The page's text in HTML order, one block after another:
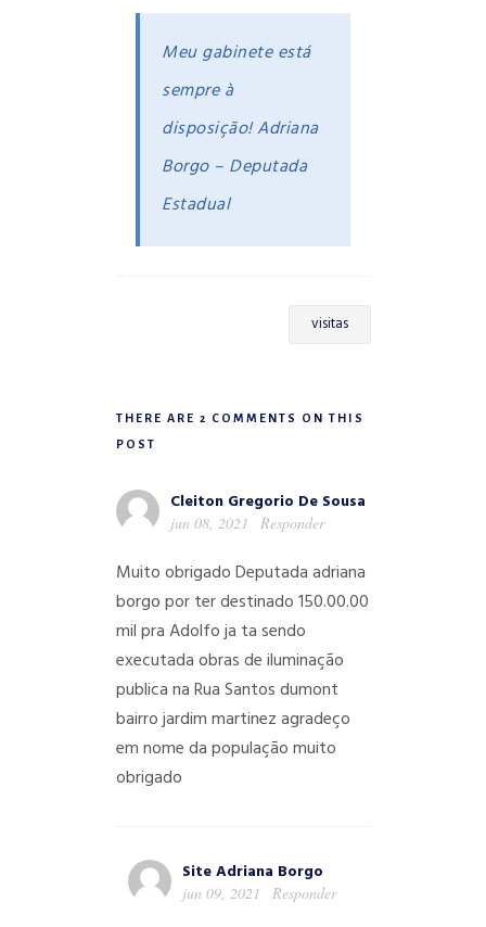
Meu gabinete está
sempre à
disposição! Adriana
Borgo – Deputada
Estadual
visitas
THERE ARE 2 COMMENTS ON THIS
POST
Cleiton Gregorio De Sousa
jun 08, 2021 Responder
Muito obrigado Deputada adriana
borgo por ter destinado 150.00.00
mil pra Adolfo ja ta sendo
executada obras de iluminação
publica na Rua Santos dumont
bairro jardim martinez agradeço
em nome da população muito
obrigado
Site Adriana Borgo
jun 09, 2021 Responder